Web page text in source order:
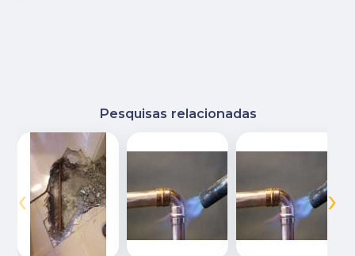
Pesquisas relacionadas
‹ ›